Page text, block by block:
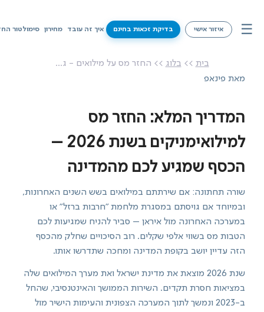
☰ איזור אישי בדיקת זכאות בחינם איך זה עובד מחירון סימולטור
סימולטור החזרי מס
שירותים
מידע על זכאויות
צרו קשר
בית >> בלוג >> החזר מס על מילואים - ג...
מאת פינאפ
המדריך המלא: החזר מס
למילואימניקים בשנת 2026 –
הכסף שמגיע לכם מהמדינה
שורה תחתונה: אם שירתתם במילואים בשש השנים האחרונות,
ובמיוחד אם גויסתם במסגרת מלחמת "חרבות ברזל" או
במערכה האחרונה מול איראן – סביר להניח שמגיעות לכם
הטבות מס בשווי אלפי שקלים. רוב הסיכויים שחלק מהכסף
הזה עדיין יושב בקופת המדינה ומחכה שתדרשו אותו.
שנת 2026 מוצאת את מדינת ישראל ואת מערך המילואים שלה
במציאות חסרת תקדים. השירות הממושך והאינטנסיבי, שהחל
ב-2023 ונמשך לתוך המערכה הצפונית והעימות הישיר מול